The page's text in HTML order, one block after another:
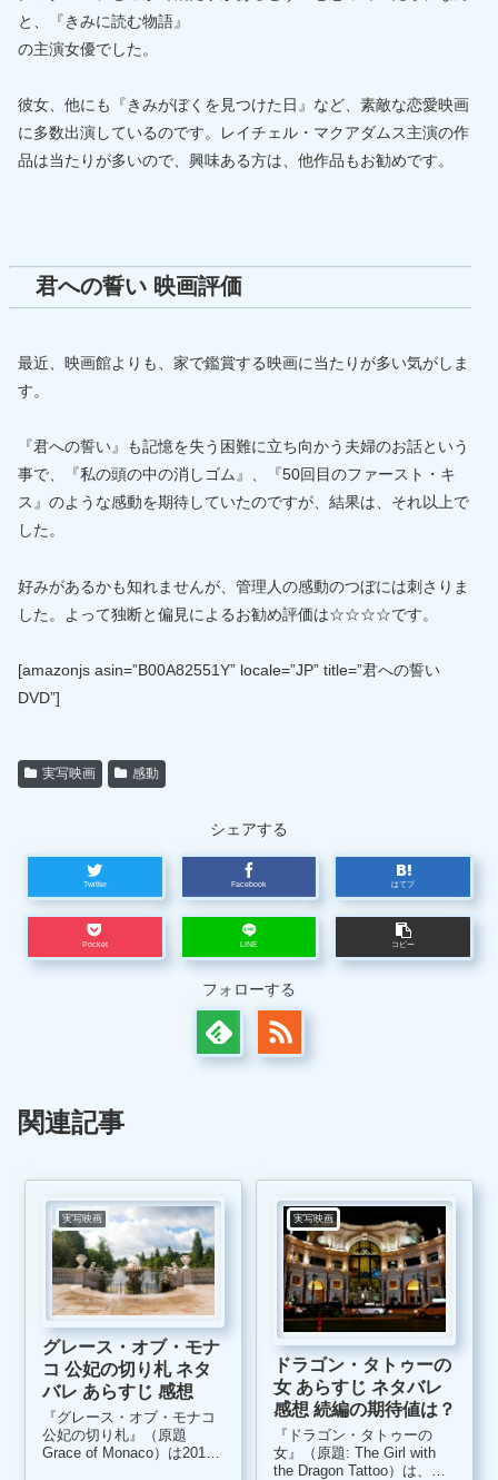
と、『きみに読む物語』
の主演女優でした。
彼女、他にも『きみがぼくを見つけた日』など、素敵な恋愛映画
に多数出演しているのです。レイチェル・マクアダムス主演の作
品は当たりが多いので、興味ある方は、他作品もお勧めです。
君への誓い 映画評価
最近、映画館よりも、家で鑑賞する映画に当たりが多い気がしま
す。
『君への誓い』も記憶を失う困難に立ち向かう夫婦のお話という
事で、『私の頭の中の消しゴム』、『50回目のファースト・キ
ス』のような感動を期待していたのですが、結果は、それ以上で
した。
好みがあるかも知れませんが、管理人の感動のつぼには刺さりま
した。よって独断と偏見によるお勧め評価は☆☆☆☆です。
[amazonjs asin=”B00A82551Y” locale=”JP” title=”君への誓い
DVD”]
実写映画 感動
シェアする
Twitter Facebook はてブ
Pocket LINE コピー
フォローする
関連記事
実写映画
グレース・オブ・モナ
コ 公妃の切り札 ネタ
バレ あらすじ 感想
『グレース・オブ・モナコ
公妃の切り札』（原題
Grace of Monaco）は2014
実写映画
ドラゴン・タトゥーの
女 あらすじ ネタバレ
感想 続編の期待値は？
『ドラゴン・タトゥーの
女』（原題: The Girl with
the Dragon Tattoo）は、